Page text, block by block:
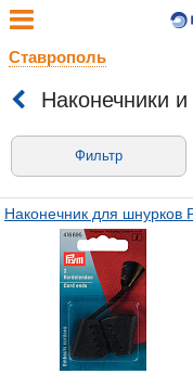
Ставрополь
Наконечники
Фильтр
Наконечник для шнурков